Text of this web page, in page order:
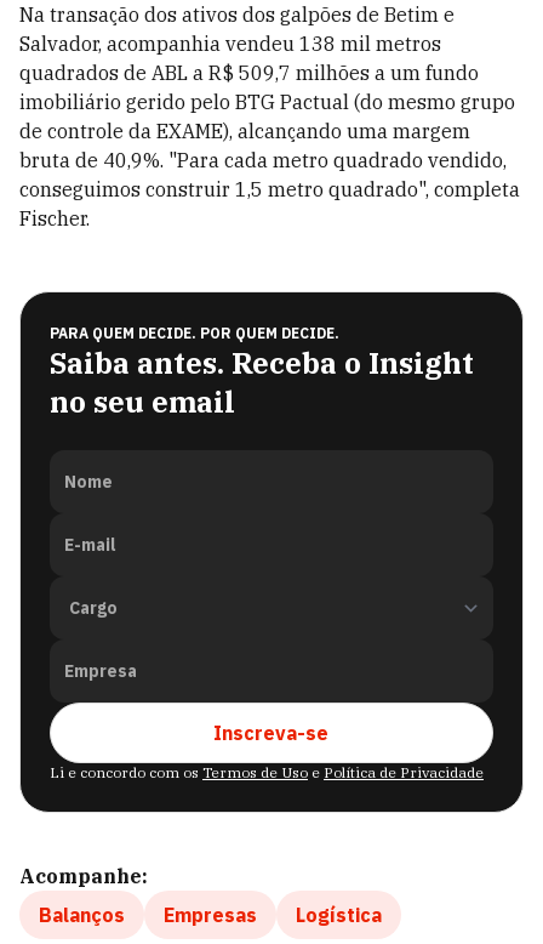
Na transação dos ativos dos galpões de Betim e
Salvador, acompanhia vendeu 138 mil metros
quadrados de ABL a R$ 509,7 milhões a um fundo
imobiliário gerido pelo BTG Pactual (do mesmo grupo
de controle da EXAME), alcançando uma margem
bruta de 40,9%. "Para cada metro quadrado vendido,
conseguimos construir 1,5 metro quadrado", completa
Fischer.
PARA QUEM DECIDE. POR QUEM DECIDE.
Saiba antes. Receba o Insight
no seu email
Nome
E-mail
Empresa
Inscreva-se
Li e concordo com os Termos de Uso e Política de Privacidade
Acompanhe:
Balanços
Empresas Logística